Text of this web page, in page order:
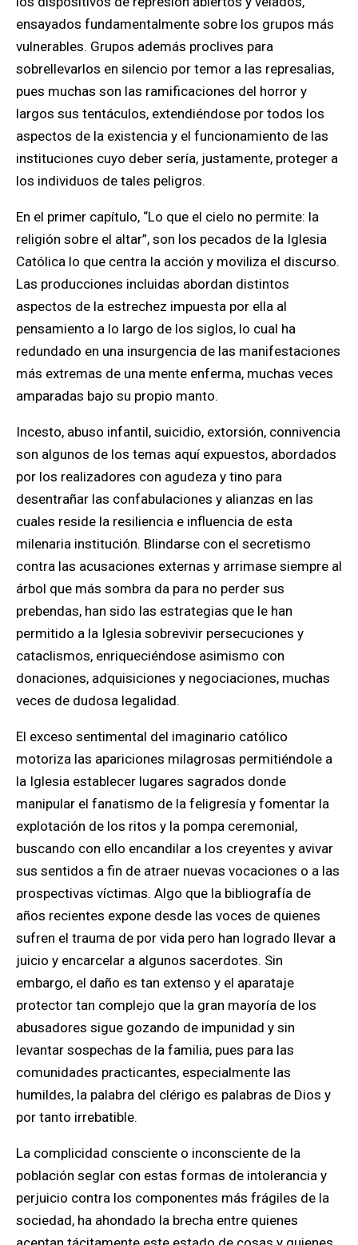
ensayados fundamentalmente sobre los grupos más
vulnerables. Grupos además proclives para
sobrellevarlos en silencio por temor a las represalias,
pues muchas son las ramificaciones del horror y
largos sus tentáculos, extendiéndose por todos los
aspectos de la existencia y el funcionamiento de las
instituciones cuyo deber sería, justamente, proteger a
los individuos de tales peligros.
En el primer capítulo, “Lo que el cielo no permite: la
religión sobre el altar”, son los pecados de la Iglesia
Católica lo que centra la acción y moviliza el discurso.
Las producciones incluidas abordan distintos
aspectos de la estrechez impuesta por ella al
pensamiento a lo largo de los siglos, lo cual ha
redundado en una insurgencia de las manifestaciones
más extremas de una mente enferma, muchas veces
amparadas bajo su propio manto.
Incesto, abuso infantil, suicidio, extorsión, connivencia
son algunos de los temas aquí expuestos, abordados
por los realizadores con agudeza y tino para
desentrañar las confabulaciones y alianzas en las
cuales reside la resiliencia e influencia de esta
milenaria institución. Blindarse con el secretismo
contra las acusaciones externas y arrimase siempre al
árbol que más sombra da para no perder sus
prebendas, han sido las estrategias que le han
permitido a la Iglesia sobrevivir persecuciones y
cataclismos, enriqueciéndose asimismo con
donaciones, adquisiciones y negociaciones, muchas
veces de dudosa legalidad.
El exceso sentimental del imaginario católico
motoriza las apariciones milagrosas permitiéndole a
la Iglesia establecer lugares sagrados donde
manipular el fanatismo de la feligresía y fomentar la
explotación de los ritos y la pompa ceremonial,
buscando con ello encandilar a los creyentes y avivar
sus sentidos a fin de atraer nuevas vocaciones o a las
prospectivas víctimas. Algo que la bibliografía de
años recientes expone desde las voces de quienes
sufren el trauma de por vida pero han logrado llevar a
juicio y encarcelar a algunos sacerdotes. Sin
embargo, el daño es tan extenso y el aparataje
protector tan complejo que la gran mayoría de los
abusadores sigue gozando de impunidad y sin
levantar sospechas de la familia, pues para las
comunidades practicantes, especialmente las
humildes, la palabra del clérigo es palabras de Dios y
por tanto irrebatible.
La complicidad consciente o inconsciente de la
población seglar con estas formas de intolerancia y
perjuicio contra los componentes más frágiles de la
sociedad, ha ahondado la brecha entre quienes